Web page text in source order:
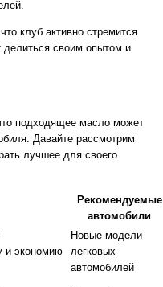
клуб активно стремится
делиться своим опытом и
подходящее масло может
Давайте рассмотрим
лучшее для своего
Рекомендуемые
автомобили
и экономию
Новые модели
легковых
автомобилей